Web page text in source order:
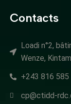
Contacts
Loadi n°2,
Wenze,
+243 816 585
cp@ctidd-